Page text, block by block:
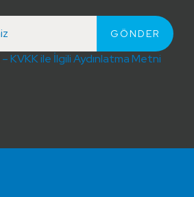
KVKK ile İlgili Aydınlatma Metni